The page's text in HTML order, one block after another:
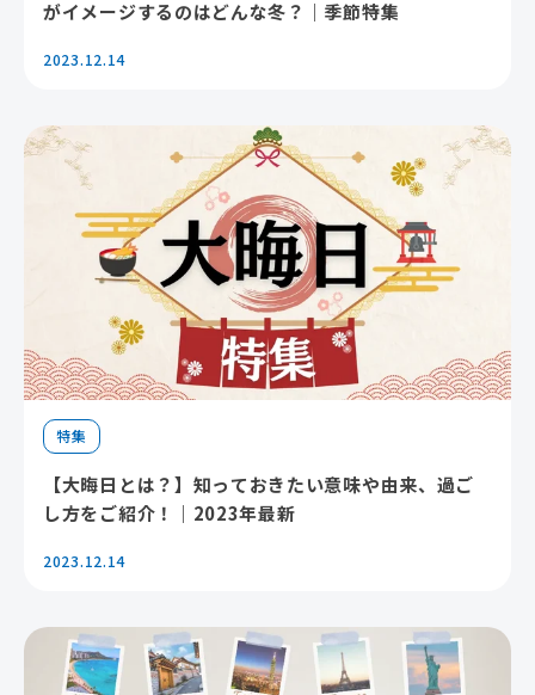
がイメージするのはどんな冬？｜季節特集
2023.12.14
特集
【大晦日とは？】知っておきたい意味や由来、過ご
し方をご紹介！｜2023年最新
2023.12.14